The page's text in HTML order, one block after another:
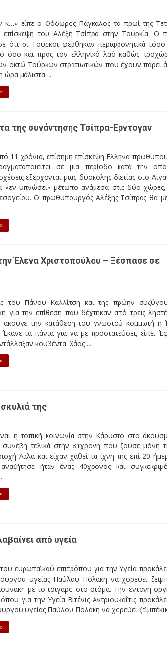
κ…» είπε ο Θόδωρος Πάγκαλος το πρωί της
επίσκεψη του Αλέξη Τσίπρα στην Τουρκία. Ο
ότι οι Τούρκοι φέρθηκαν περιφρονητικά
όσο και προς τον ελληνικό λαό καθώς
οκτώ Τούρκων στρατιωτικών που έχουν πάρει
ώρα μάλιστα ...
της συνάντησης Τσίπρα-Ερντογαν
11 χρόνια, επίσημη επίσκεψη Ελληνα
σε μια περίοδο κατά την
εξέρχονται μιας δύσκολης διετίας στο
«εν υπνώσει» μέτωπο ανάμεσα στις δύο
Ο πρωθυπουργός Αλέξης Τσίπρας θα
Έλενα Χριστοπούλου – Ξέσπασε σε
του Πάνου Καλλίτση και της πρώην
για την επίθεση που δέχτηκαν από τρεις
άκουγε την κατάθεση του γνωστού κομμωτή η
τα πάντα για να με προστατεύσει, είπε.
κουβέντα. Χάος ...
της
η τοπική κοινωνία στην Κάρυστο στο
συνέβη τελικά στην 81χρονη που ζούσε μόνη
Λάλα και είχαν χαθεί τα ίχνη της επί 20
ήταν ένας 40χρονος και
από υγεία
ευρωπαϊκού επιτρόπου για την Υγεία
υγείας Παύλου Πολάκη να χορεύει
με το τσιγάρο στο στόμα. Την έντονη
για την Υγεία Βιτένις Αντριουκαΐτις
υγείας Παύλου Πολάκη να χορεύει